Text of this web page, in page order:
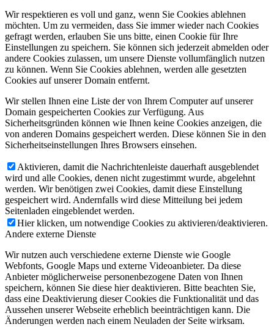
Wir respektieren es voll und ganz, wenn Sie Cookies ablehnen
möchten. Um zu vermeiden, dass Sie immer wieder nach Cookies
gefragt werden, erlauben Sie uns bitte, einen Cookie für Ihre
Einstellungen zu speichern. Sie können sich jederzeit abmelden oder
andere Cookies zulassen, um unsere Dienste vollumfänglich nutzen
zu können. Wenn Sie Cookies ablehnen, werden alle gesetzten
Cookies auf unserer Domain entfernt.
Wir stellen Ihnen eine Liste der von Ihrem Computer auf unserer
Domain gespeicherten Cookies zur Verfügung. Aus
Sicherheitsgründen können wie Ihnen keine Cookies anzeigen, die
von anderen Domains gespeichert werden. Diese können Sie in den
Sicherheitseinstellungen Ihres Browsers einsehen.
Aktivieren, damit die Nachrichtenleiste dauerhaft ausgeblendet
wird und alle Cookies, denen nicht zugestimmt wurde, abgelehnt
werden. Wir benötigen zwei Cookies, damit diese Einstellung
gespeichert wird. Andernfalls wird diese Mitteilung bei jedem
Seitenladen eingeblendet werden.
Hier klicken, um notwendige Cookies zu aktivieren/deaktivieren.
Andere externe Dienste
Wir nutzen auch verschiedene externe Dienste wie Google
Webfonts, Google Maps und externe Videoanbieter. Da diese
Anbieter möglicherweise personenbezogene Daten von Ihnen
speichern, können Sie diese hier deaktivieren. Bitte beachten Sie,
dass eine Deaktivierung dieser Cookies die Funktionalität und das
Aussehen unserer Webseite erheblich beeinträchtigen kann. Die
Änderungen werden nach einem Neuladen der Seite wirksam.